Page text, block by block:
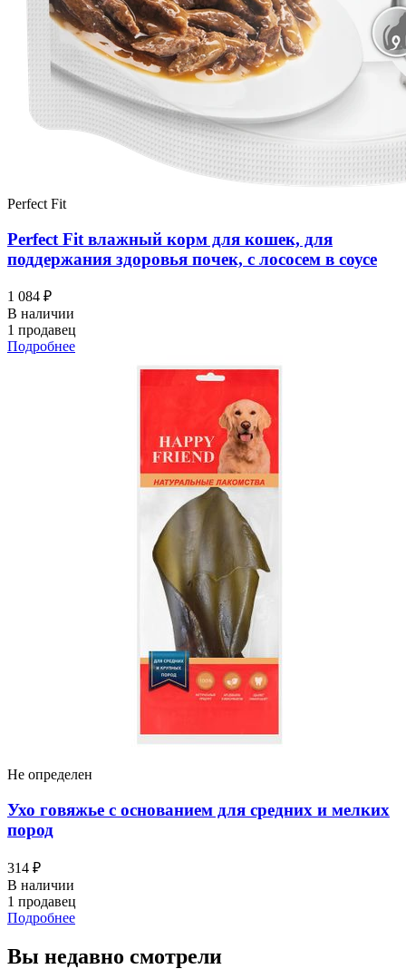
Perfect Fit
Perfect Fit влажный корм для кошек, для
поддержания здоровья почек, с лососем в соусе
1 084 ₽
В наличии
1 продавец
Подробнее
Не определен
Ухо говяжье с основанием для средних и мелких
пород
314 ₽
В наличии
1 продавец
Подробнее
Вы недавно смотрели